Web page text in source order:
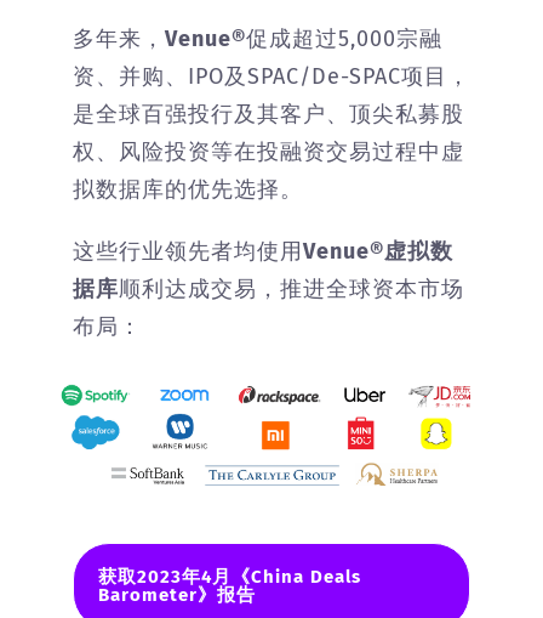
多年来， Venue®促成超过5,000宗融
资、并购、IPO及SPAC/De-SPAC项目，
是全球百强投行及其客户、顶尖私募股
权、风险投资等在投融资交易过程中虚
拟数据库的优先选择。
这些行业领先者均使用Venue®虚拟数
据库顺利达成交易，推进全球资本市场
布局：
获取2023年4月《China Deals
Barometer》报告